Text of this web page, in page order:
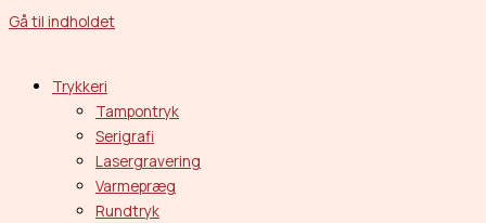
Gå til indholdet
Trykkeri
Tampontryk
Serigrafi
Lasergravering
Varmepræg
Rundtryk